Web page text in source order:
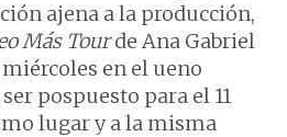
ajena a la producción,
Más Tourde Ana Gabriel
en el ueno
pospuesto para el 11
lugar y a la misma